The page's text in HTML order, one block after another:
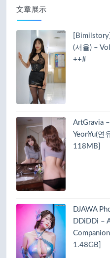
文章展示
(서율) –
++#
ArtGravia
YeonYu(연
118MB]
DJAWA
DDiDDi –
1.48GB]